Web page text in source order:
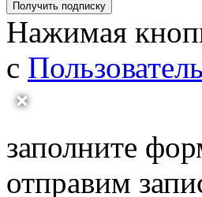
Получить подписку
Нажимая
с
заполните
отправим